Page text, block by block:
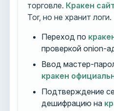
торговле. Кракен
Tor, но не хранит логи.
Переход по
проверкой onion-
Ввод мастер-
кракен
Подтверждение
дешифрацию на